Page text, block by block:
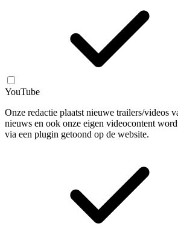
YouTube
Onze redactie plaatst nieuwe trailers/videos
nieuws en ook onze eigen videocontent
via een plugin getoond op de website.